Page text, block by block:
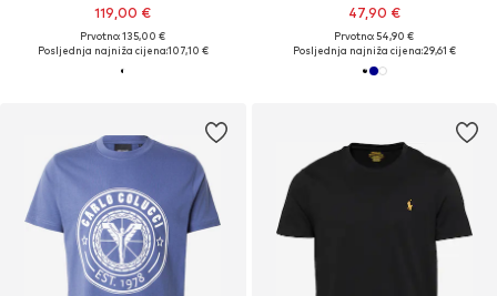
119,00 €
Prvotno: 135,00 €
Posljednja najniža cijena:107,10 €
47,90 €
Prvotno: 54,90 €
Posljednja najniža cijena:29,61 €